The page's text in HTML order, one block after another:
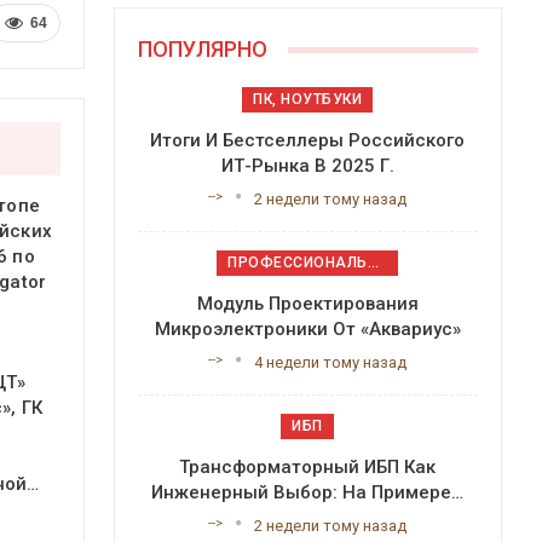
64
по
ГК
ПОПУЛЯРНО
ПК, НОУТБУКИ
Итоги И Бестселлеры Российского
ИТ-Рынка В 2025 Г.
--> 2 недели тому назад
ПРОФЕССИОНАЛЬНОЕ ПРИКЛАДНОЕ ПО
Модуль Проектирования
Микроэлектроники От «Аквариус»
--> 4 недели тому назад
ИБП
Трансформаторный ИБП Как
Инженерный Выбор: На Примере…
--> 2 недели тому назад